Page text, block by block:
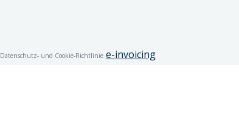
Datenschutz- und Cookie-Richtlinie e-invoicing